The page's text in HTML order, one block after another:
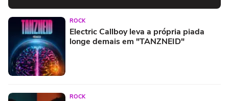
ROCK
Electric Callboy leva a própria piada
longe demais em "TANZNEID"
ROCK